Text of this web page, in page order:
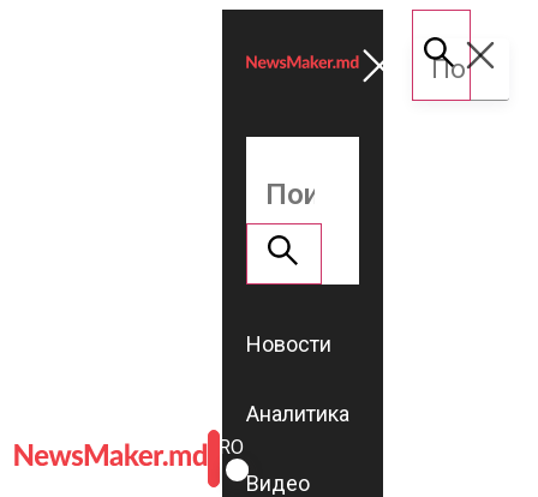
ROMÂNĂ
RU
Новости
Аналитика
Видео